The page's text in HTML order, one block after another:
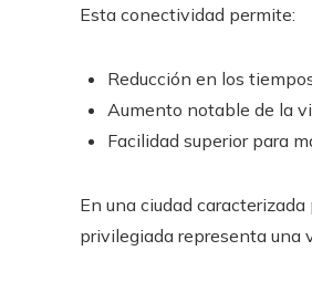
Esta conectividad permite:
Reducción en los
Aumento notable de la
Facilidad superior para
En una ciudad
privilegiada representa